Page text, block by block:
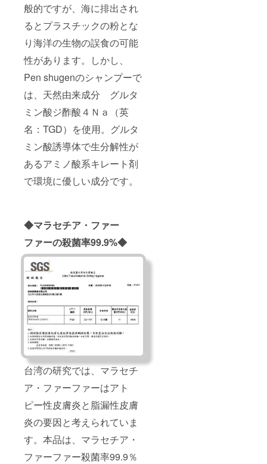
般的ですが、海に排出され
るとプラスチックの粉とな
り海洋の⽣物の誤食の可能
性があります。しかし、
Pen shugenのシャンプーで
は、天然由来成分 グルタ
ミン酸ジ酢酸４Ｎａ（英
名：TGD）を使用。グルタ
ミン酸誘導体で生分解性が
あるアミノ酸系キレート剤
で環境に優しい成分です。
◆マラセチア・ファー
ファーの殺菌率99.9%◆
台湾の研究では、マラセチ
ア・ファーファーはアト
ピー性⽪膚炎と脂漏性⽪膚
炎の要因と考えられていま
す。本品は、マラセチア・
ファーファー殺菌率99.9％